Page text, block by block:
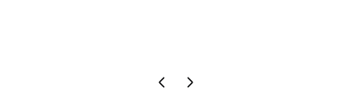
Pagina precedente
Pagina successiva